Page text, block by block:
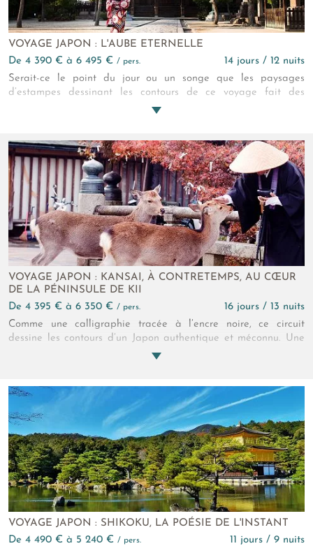
VOYAGE JAPON : L'AUBE ETERNELLE
de 4 390 € à 6 495 € / pers.
14 jours / 12 nuits
Serait-ce le point du jour ou un songe que les paysages
d’estampes dessinant les contours de ce voyage fait des
grands essentiels du Japon ? Prenez le temps de le découvrir….
VOYAGE JAPON : KANSAI, À CONTRETEMPS, AU CŒUR
DE LA PÉNINSULE DE KII
de 4 395 € à 6 350 € / pers.
16 jours / 13 nuits
Comme une calligraphie tracée à l’encre noire, ce circuit
dessine les contours d’un Japon authentique et méconnu. Une
immersion profonde dans la spiritualité, les traditions et la
boisés, ou des pêcheuses de perles Ama…
VOYAGE JAPON : SHIKOKU, LA POÉSIE DE L'INSTANT
de 4 490 € à 5 240 € / pers.
11 jours / 9 nuits